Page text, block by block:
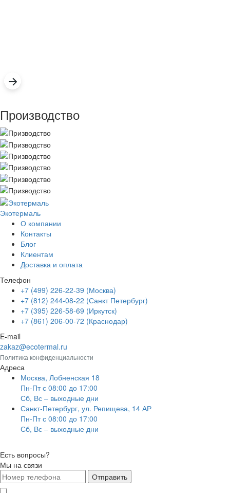
Производство
Экотермаль
О компании
Контакты
Блог
Клиентам
Доставка и оплата
Телефон
+7 (499) 226-22-39 (Москва)
+7 (812) 244-08-22 (Санкт Петербург)
+7 (395) 226-58-69 (Иркутск)
+7 (861) 206-00-72 (Краснодар)
E-mail
zakaz@ecotermal.ru
Политика конфиденциальности
Адреса
Москва, Лобненская 18
Пн-Пт с 08:00 до 17:00
Сб, Вс – выходные дни
Санкт-Петербург, ул. Репищева, 14 АР
Пн-Пт с 08:00 до 17:00
Сб, Вс – выходные дни
Есть вопросы?
Мы на связи
Отправить